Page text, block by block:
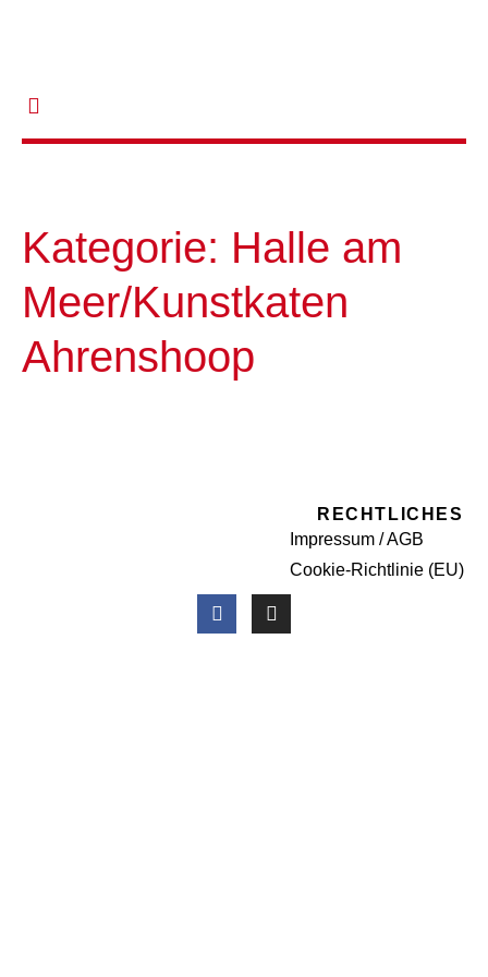
Kategorie: Halle am
Meer/Kunstkaten
Ahrenshoop
RECHTLICHES
Impressum / AGB
Cookie-Richtlinie (EU)